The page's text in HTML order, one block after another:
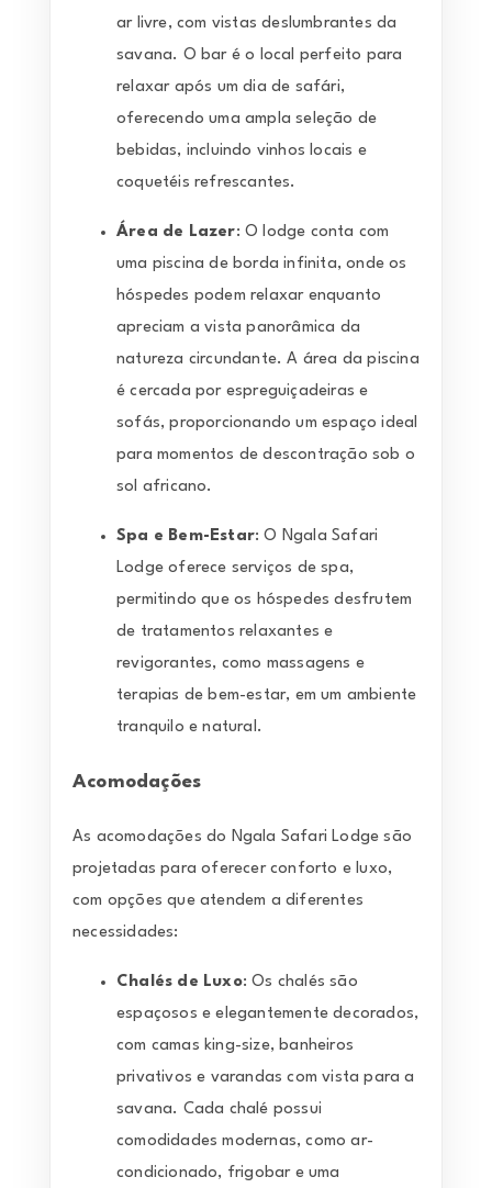
ar livre, com vistas deslumbrantes da
savana. O bar é o local perfeito para
relaxar após um dia de safári,
oferecendo uma ampla seleção de
bebidas, incluindo vinhos locais e
coquetéis refrescantes.
Área de Lazer: O lodge conta com
uma piscina de borda infinita, onde os
hóspedes podem relaxar enquanto
apreciam a vista panorâmica da
natureza circundante. A área da piscina
é cercada por espreguiçadeiras e
sofás, proporcionando um espaço ideal
para momentos de descontração sob o
sol africano.
Spa e Bem-Estar: O Ngala Safari
Lodge oferece serviços de spa,
permitindo que os hóspedes desfrutem
de tratamentos relaxantes e
revigorantes, como massagens e
terapias de bem-estar, em um ambiente
tranquilo e natural.
Acomodações
As acomodações do Ngala Safari Lodge são
projetadas para oferecer conforto e luxo,
com opções que atendem a diferentes
necessidades:
Chalés de Luxo: Os chalés são
espaçosos e elegantemente decorados,
com camas king-size, banheiros
privativos e varandas com vista para a
savana. Cada chalé possui
comodidades modernas, como ar-
condicionado, frigobar e uma